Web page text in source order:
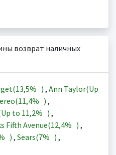
возврат наличных
13,5% ) , Ann Taylor(Up
11,4% ) ,
to 11,2% ) ,
Fifth Avenue(12,4% ) ,
) , Sears(7% ) ,